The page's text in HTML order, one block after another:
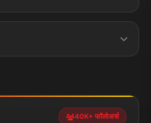
Terms &
झारखण्ड
40K+ फॉलोअर्स